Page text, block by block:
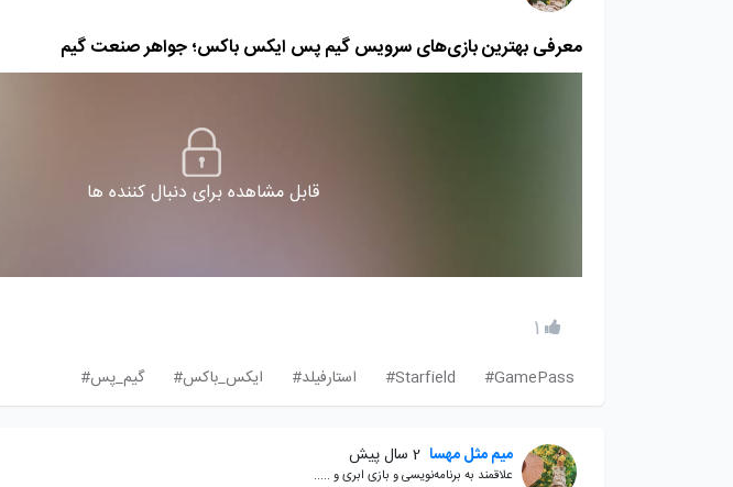
معرفی بهترین بازی‌های سرویس گیم پس ایکس باکس؛ جواهر صنعت گیم
قابل مشاهده برای دنبال کننده ها
1
GamePass#
Starfield# استارفیلد# ایکس_باکس# گیم_پس#
میم مثل مهسا 2 سال پیش
علاقمند به برنامه‌نویسی و بازی ابری و .....